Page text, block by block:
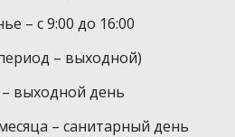
– с 9:00 до 16:00
– выходной)
выходной день
– санитарный день